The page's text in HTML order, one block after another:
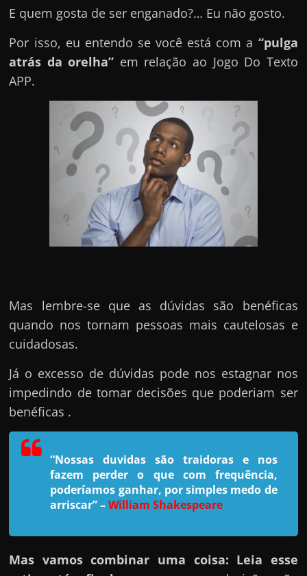
h
f
e
c
o
m
c
o
m
r
E quem gosta de ser enganado?… Eu não gosto.
Por isso, eu entendo se você está com a “pulga
atrás da orelha” em relação ao Jogo Do Texto
APP.
Mas lembre-se que as dúvidas são benéficas
quando nos tornam pessoas mais cautelosas e
cuidadosas.
Já o excesso de dúvidas pode nos estagnar nos
impedindo de tomar decisões que poderiam ser
benéficas .
“Nossas duvidas são traidoras e nos
fazem perder o que com frequência,
poderíamos ganhar, por simples medo de
arriscar”–William Shakespeare
Mas vamos combinar uma coisa: Leia esse